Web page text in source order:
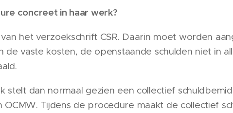
concreet in haar werk?
het verzoekschrift CSR. Daarin moet worden
de vaste kosten, de openstaande schulden niet in
stelt dan normaal gezien een collectief
Tijdens de procedure maakt de collectief